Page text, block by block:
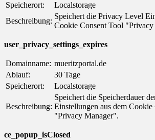
Speicherort:
Localstorage
Beschreibung:
Speichert die Privacy Level
Cookie Consent Tool
user_privacy_settings_expires
Domainname: mueritzportal.de
Ablauf:
30 Tage
Speicherort:
Localstorage
Beschreibung:
Speichert die Speicherdauer
Einstellungen aus dem Cookie
"Privacy Manager".
ce_popup_isClosed